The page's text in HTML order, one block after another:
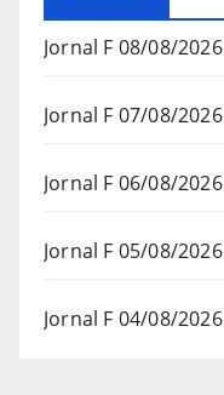
Jornal F 08/08/2026
Jornal F 07/08/2026
Jornal F 06/08/2026
Jornal F 05/08/2026
Jornal F 04/08/2026